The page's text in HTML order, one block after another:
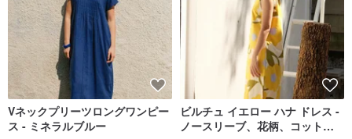
Vネックプリーツロングワンピー
ス - ミネラルブルー
ビルチュ イエロー ハナ ドレス -
ノースリーブ、花柄、コットン